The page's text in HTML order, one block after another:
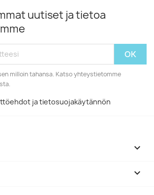
uutiset ja tietoa
milloin tahansa. Katso yhteystietomme
ja tietosuojakäytännön

